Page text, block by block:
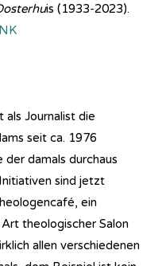
is (1933-2023).
als Journalist die
seit ca. 1976
damals durchaus
sind jetzt
ein
theologischer Salon
allen verschiedenen